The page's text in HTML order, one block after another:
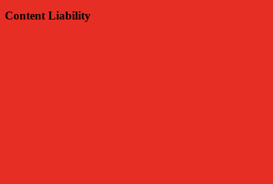
Content Liability